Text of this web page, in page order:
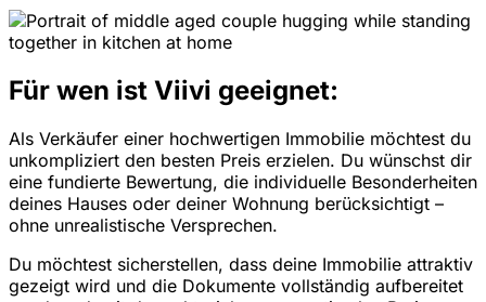
Für wen ist Viivi geeignet:
Als Verkäufer einer hochwertigen Immobilie möchtest du
unkompliziert den besten Preis erzielen. Du wünschst dir
eine fundierte Bewertung, die individuelle Besonderheiten
deines Hauses oder deiner Wohnung berücksichtigt –
ohne unrealistische Versprechen.
Du möchtest sicherstellen, dass deine Immobilie attraktiv
gezeigt wird und die Dokumente vollständig aufbereitet